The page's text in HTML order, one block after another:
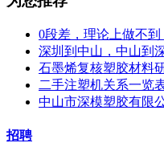
0段差，理论上做不
深圳到中山，中山到
石墨烯复核塑胶材料
二手注塑机关系一览
中山市深模塑胶有限
招聘